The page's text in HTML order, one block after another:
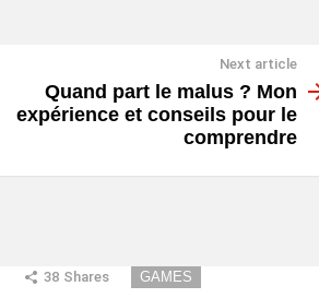
Next article
Quand part le malus ? Mon
expérience et conseils pour le
comprendre
38 Shares GAMES